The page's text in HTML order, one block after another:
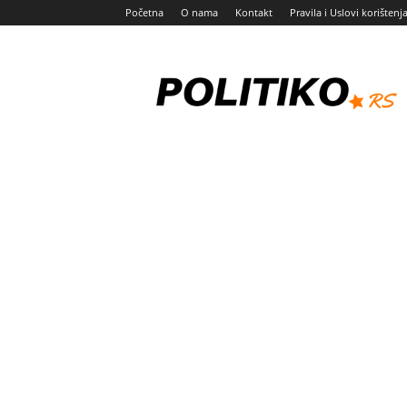
Početna O nama Kontakt Pravila i Uslovi korištenja